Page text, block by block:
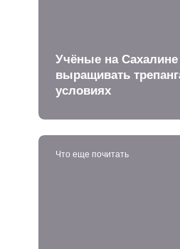
Учёные на Сахалине
выращивать
условиях
Что еще почитать